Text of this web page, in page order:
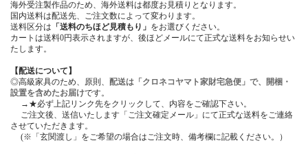
海外受注製作品のため、海外送料は都度お見積りとなります。
国内送料は配送先、ご注文数によって変わります。
送料区分は 「送料のちほど見積もり」 をお選びください。
カートは送料0円表示されますが、後ほどメールにて正式な送料をお知らせい
たします。
【配送について】
◎高級家具のため、原則、 配送は「クロネコヤマト家財宅急便」で、開梱・
設置を含めたお届けです。
→★必ず上記リンク先をクリックして、内容をご確認下さい。
ご注文後、送信いたします「ご注文確定メール」にて正式な送料をご連絡
させていただきます。
(※「玄関渡し」をご希望の場合はご注文時、備考欄に記載ください。）